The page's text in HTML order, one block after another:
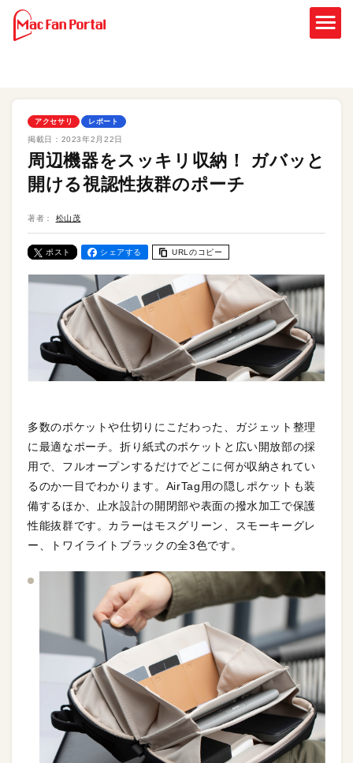
アクセサリ レポート
掲載日： 2023年2月22日
周辺機器をスッキリ収納！ ガバッと
開ける視認性抜群のポーチ
著者： 松山茂
ポスト シェアする URLのコピー
多数のポケットや仕切りにこだわった、ガジェット整理
に最適なポーチ。折り紙式のポケットと広い開放部の採
用で、フルオープンするだけでどこに何が収納されてい
るのか一目でわかります。AirTag用の隠しポケットも装
備するほか、止水設計の開閉部や表面の撥水加工で保護
性能抜群です。カラーはモスグリーン、スモーキーグレ
ー、トワイライトブラックの全3色です。